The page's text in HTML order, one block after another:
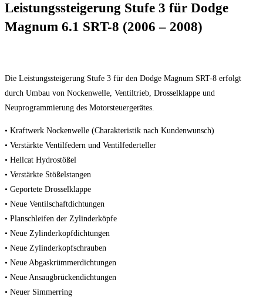
Leistungssteigerung Stufe 3 für Dodge
Magnum 6.1 SRT-8 (2006 – 2008)
Die Leistungssteigerung Stufe 3 für den Dodge Magnum SRT-8 erfolgt
durch Umbau von Nockenwelle, Ventiltrieb, Drosselklappe und
Neuprogrammierung des Motorsteuergerätes.
• Kraftwerk Nockenwelle (Charakteristik nach Kundenwunsch)
• Verstärkte Ventilfedern und Ventilfederteller
• Hellcat Hydrostößel
• Verstärkte Stößelstangen
• Geportete Drosselklappe
• Neue Ventilschaftdichtungen
• Planschleifen der Zylinderköpfe
• Neue Zylinderkopfdichtungen
• Neue Zylinderkopfschrauben
• Neue Abgaskrümmerdichtungen
• Neue Ansaugbrückendichtungen
• Neuer Simmerring